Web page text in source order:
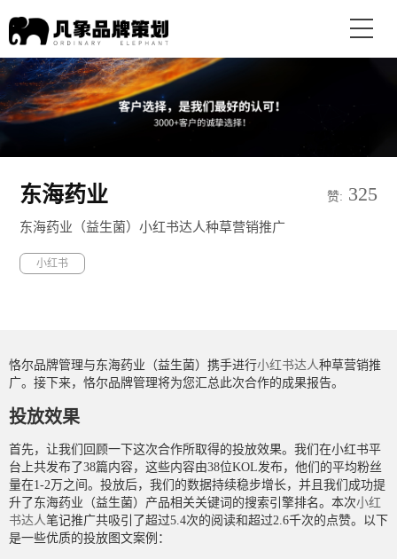
东海药业 赞: 325
东海药业（益生菌）小红书达人种草营销推广
小红书
恪尔品牌管理与东海药业（益生菌）携手进行小红书达人种草营销推
广。接下来，恪尔品牌管理将为您汇总此次合作的成果报告。
投放效果
首先，让我们回顾一下这次合作所取得的投放效果。我们在小红书平
台上共发布了38篇内容，这些内容由38位KOL发布，他们的平均粉丝
量在1-2万之间。投放后，我们的数据持续稳步增长，并且我们成功提
升了东海药业（益生菌）产品相关关键词的搜索引擎排名。本次小红
书达人笔记推广共吸引了超过5.4次的阅读和超过2.6千次的点赞。以下
是一些优质的投放图文案例：